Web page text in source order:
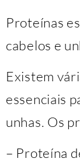
Proteínas
cabelos e
Existem
essenciais
unhas. Os
– Proteína